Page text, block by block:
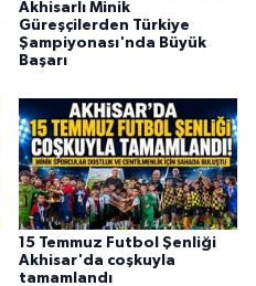
Akhisarlı Minik
Güreşçilerden Türkiye
Şampiyonası'nda Büyük
Başarı
15 Temmuz Futbol Şenliği
Akhisar'da coşkuyla
tamamlandı